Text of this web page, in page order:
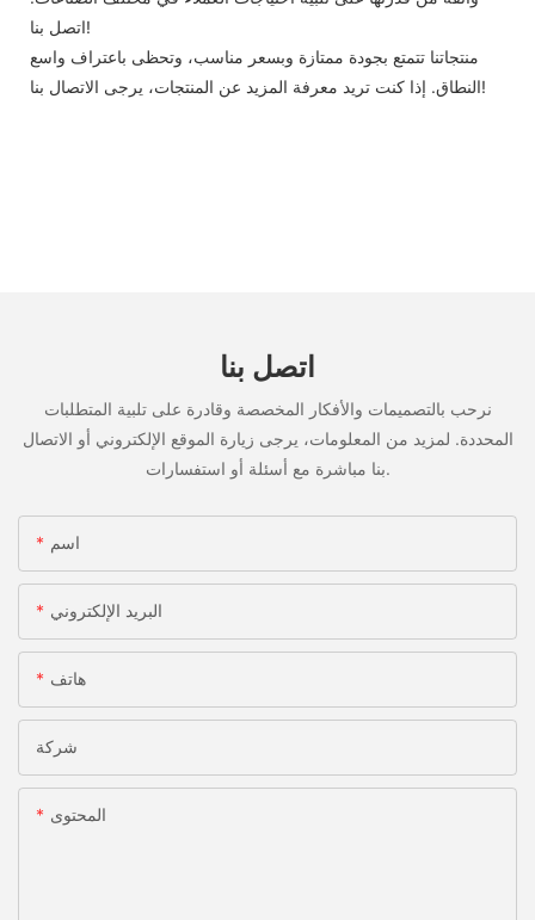
اتصل بنا!
منتجاتنا تتمتع بجودة ممتازة وبسعر مناسب، وتحظى باعتراف واسع
النطاق. إذا كنت تريد معرفة المزيد عن المنتجات، يرجى الاتصال بنا!
اتصل بنا
نرحب بالتصميمات والأفكار المخصصة وقادرة على تلبية المتطلبات
المحددة. لمزيد من المعلومات، يرجى زيارة الموقع الإلكتروني أو الاتصال
بنا مباشرة مع أسئلة أو استفسارات.
اسم
البريد الإلكتروني
هاتف
شركة
المحتوى